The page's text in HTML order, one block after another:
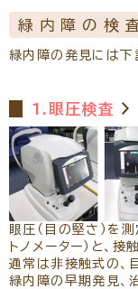
緑内障の検
緑内障の発見には下
1.眼圧検査
眼圧（目の堅さ）を
トノメーター）と、接
通常は非接触式の、
緑内障の早期発見、